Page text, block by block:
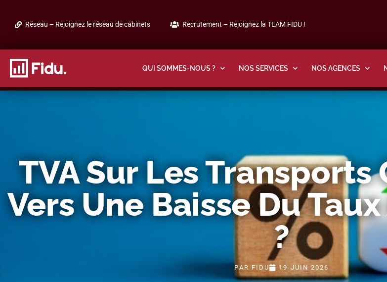
Réseau – Rejoignez le réseau de cabinets Recrutement – Rejoignez la TEAM FIDU !
QUI SOMMES-NOUS ? NOS SERVICES NOS AGENCES
TVA Sur Les
Vers Une Baisse Du
?
PAR FIDU 19 JUIN 2026